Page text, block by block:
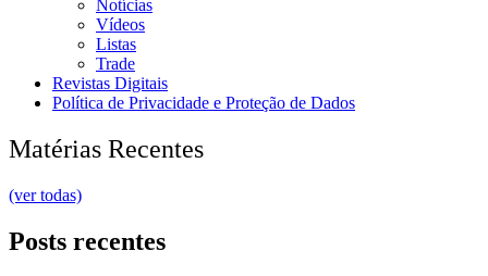
Notícias
Vídeos
Listas
Trade
Revistas Digitais
Política de Privacidade e Proteção de Dados
Matérias Recentes
(ver todas)
Posts recentes